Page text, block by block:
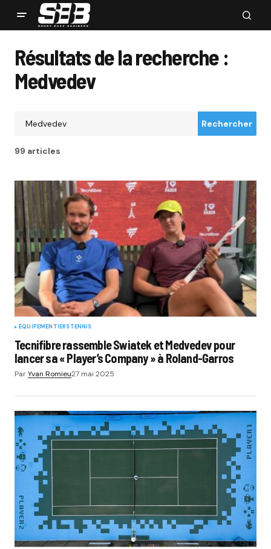
Résultats de la recherche :
Medvedev
Rechercher
99 articles
EQUIPEMENTIERSTENNIS
Tecnifibre rassemble Swiatek et Medvedev pour
lancer sa « Player’s Company » à Roland-Garros
ParYvan Romieu27 mai 2025